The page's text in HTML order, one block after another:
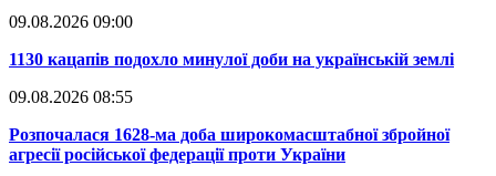
09.08.2026 09:00
​1130 кацапів подохло минулої доби на українській землі
09.08.2026 08:55
​Розпочалася 1628-ма доба широкомасштабної збройної
агресії російської федерації проти України